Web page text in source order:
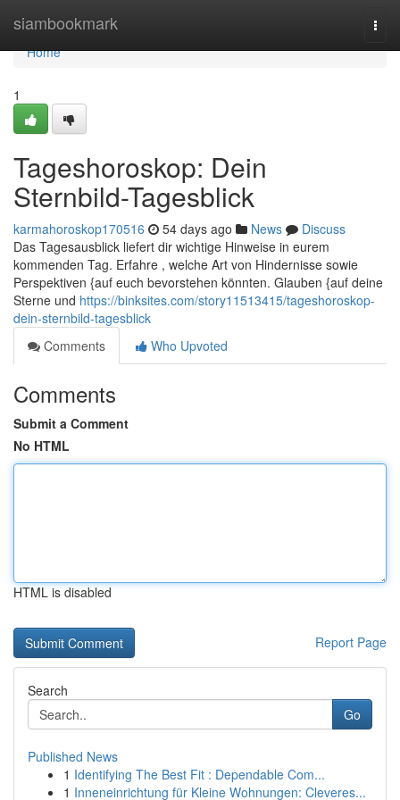
siambookmark
Home
Home
1
Tageshoroskop: Dein
Sternbild-Tagesblick
karmahoroskop170516 54 days ago News
Discuss
Das Tagesausblick liefert dir wichtige Hinweise in eurem
kommenden Tag. Erfahre , welche Art von Hindernisse sowie
Perspektiven {auf euch bevorstehen könnten. Glauben {auf deine
Sterne und https://binksites.com/story11513415/tageshoroskop-
dein-sternbild-tagesblick
Comments
Who Upvoted
Comments
Submit a Comment
No HTML
HTML is disabled
Report Page
Search
Go
Published News
1 Identifying The Best Fit : Dependable Com...
1 Inneneinrichtung für Kleine Wohnungen: Cleveres...